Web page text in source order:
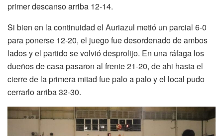
primer descanso arriba 12-14.
Si bien en la continuidad el Auriazul metió un parcial 6-0
para ponerse 12-20, el juego fue desordenado de ambos
lados y el partido se volvió desprolijo. En una ráfaga los
dueños de casa pasaron al frente 21-20, de ahi hasta el
cierre de la primera mitad fue palo a palo y el local pudo
cerrarlo arriba 32-30.